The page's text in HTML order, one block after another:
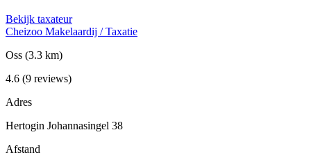
Bekijk taxateur
Cheizoo Makelaardij / Taxatie
Oss (3.3 km)
4.6 (9 reviews)
Adres
Hertogin Johannasingel 38
Afstand